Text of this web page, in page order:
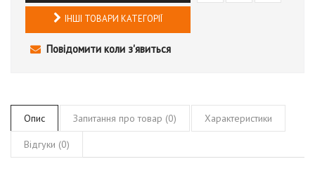
ІНШІ ТОВАРИ КАТЕГОРІЇ
Повідомити коли з'явиться
Опис Запитання про товар (0) Характеристики
Відгуки (0)